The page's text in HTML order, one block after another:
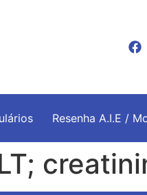
Resenha A.I.E /